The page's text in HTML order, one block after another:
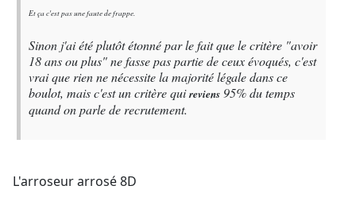
Et ça c'est pas une faute de frappe.
Sinon j'ai été plutôt étonné par le fait que le critère "avoir
18 ans ou plus" ne fasse pas partie de ceux évoqués, c'est
vrai que rien ne nécessite la majorité légale dans ce
boulot, mais c'est un critère quireviens 95% du temps
quand on parle de recrutement.
L'arroseur arrosé 8D